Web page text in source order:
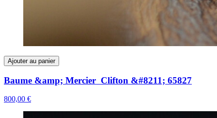
Ajouter au panier
Baume &amp; Mercier Clifton &#8211; 65827
800,00 €